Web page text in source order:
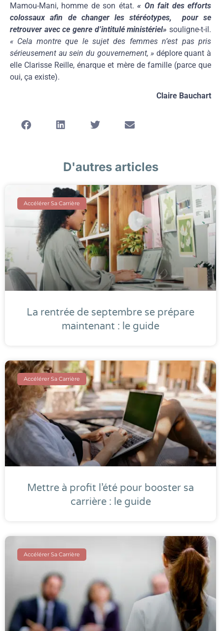
Mamou-Mani, homme de son état.« On fait des efforts
colossaux afin de changer les stéréotypes, pour se
retrouver avec ce genre d’intitulé ministériel» souligne-t-il.
« Cela montre que le sujet des femmes n’est pas pris
sérieusement au sein du gouvernement, » déplore quant à
elle Clarisse Reille, énarque et mère de famille (parce que
oui, ça existe).
Claire Bauchart
D'autres articles
Accélérer Sa Carrière
La rentrée de septembre se prépare
maintenant : le guide
Accélérer Sa Carrière
Mettre à profit l’été pour booster sa
carrière : le guide
Accélérer Sa Carrière